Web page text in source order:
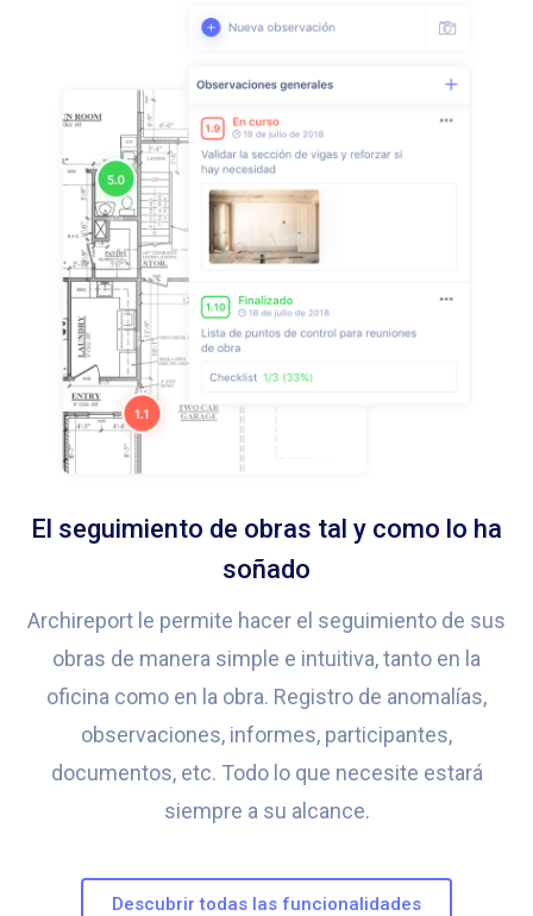
El seguimiento de obras tal y como lo ha
soñado
Archireport le permite hacer el seguimiento de sus
obras de manera simple e intuitiva, tanto en la
oficina como en la obra. Registro de anomalías,
observaciones, informes, participantes,
documentos, etc. Todo lo que necesite estará
siempre a su alcance.
Descubrir todas las funcionalidades